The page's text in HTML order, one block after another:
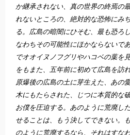
か継承されない、真の世界の終焉の
れないところの、絶対的な恐怖にみ
る。広島の暗闇にひそむ、最も恐ろ
なわちその可能性にほかならないで
でオオイヌノフグリやハコベの葉を
をもまた、五年前に初めて広島を訪
原爆後の広島の土に芽生えた、あの
木にもたらされた、じつに本質的な
お僕を圧迫する。あのように荒廃し
せることは、もう決してできない。
のように荒廃するなら、それはすな